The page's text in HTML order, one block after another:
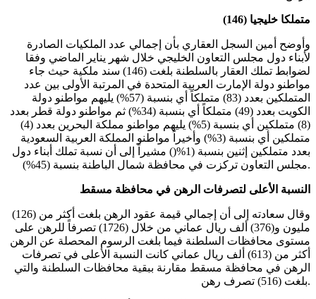
(146) متملكا خليجيا
وأوضح أمين السجل العقاري بأن إجمالي عدد الملكيات الصادرة
لأبناء دول مجلس التعاون الخليجي خلال شهر يناير الماضي وفقا
لضوابط تملك العقار بالسلطنة بلغت (146) سند ملكية حيث جاء
مواطنو دولة الإمارت العربية المتحدة في المرتبة الأولى بين عدد
المتملكين بعدد (83) متملكاً أي بنسبة (57%) يليهم مواطنو دولة
الكويت بعدد (49) متملكاً أي بنسبة (34%) ثم مواطنو دولة قطر بعدد
(8) متملكين أي بنسبة (5%) يليهم مواطنو مملكة البحرين بعدد (4)
متملكين أي بنسبة (3%) وأخيراً مواطنو المملكة العربية السعودية
بعدد متملكين إثنين بنسبة (1%() مشيراً إلى أن نسبة تملك أبناء دول
مجلس التعاون تركزت في محافظة شمال الباطنة بنسبة (45%).
النسبة الأعلى لتصرفات الرهن في محافظة مسقط
وقال سعادته إلى أن إجمالي قيمة عقود الرهن بلغت أكثر من (126)
مليون و(376) ألف ريال عماني من خلال (1726) تصرفاً للرهن على
مستوى محافظات السلطنة فيما بلغت الرسوم المحصلة عن الرهن
أكثر من (613) ألف ريال عماني كانت النسبة الأعلى في تصرفات
الرهن في محافظة مسقط مقارنة ببقية محافظات السلطنة والتي
بلغت (516) تصرف رهن.